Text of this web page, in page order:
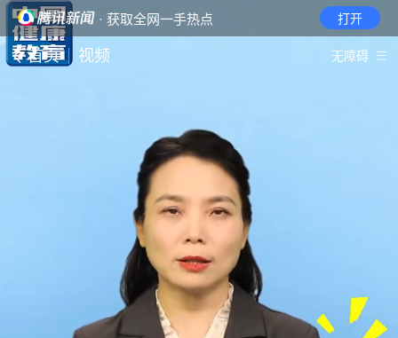
· 获取全网一手热点 打开
首页 视频 无障碍